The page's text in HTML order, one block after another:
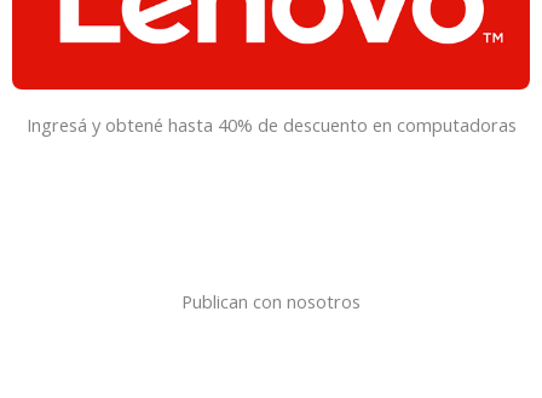
Ingresá y obtené hasta 40% de descuento en computadoras
Publican con nosotros